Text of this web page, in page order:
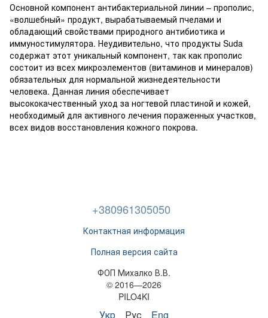
Основной компонент антибактериальной линии – прополис,
«волшебный» продукт, вырабатываемый пчелами и
обладающий свойствами природного антибиотика и
иммуностимулятора. Неудивительно, что продукты Suda
содержат этот уникальный компонент, так как прополис
состоит из всех микроэлементов (витаминов и минералов)
обязательных для нормальной жизнедеятельности
человека. Данная линия обеспечивает
высококачественный уход за ногтевой пластиной и кожей,
необходимый для активного лечения пораженных участков,
всех видов восстановления кожного покрова.
+380961305050
Контактная информация
Полная версия сайта
ФОП Михалко В.В.
© 2016—2026
PILO4KI
Укр Рус Eng